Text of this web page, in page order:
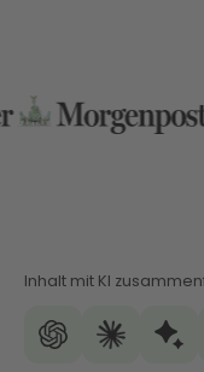
Inhalt mit KI